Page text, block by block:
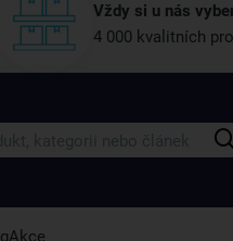
Vždy si u nás
4 000 kvalitních
Akce
se k odběru našeho